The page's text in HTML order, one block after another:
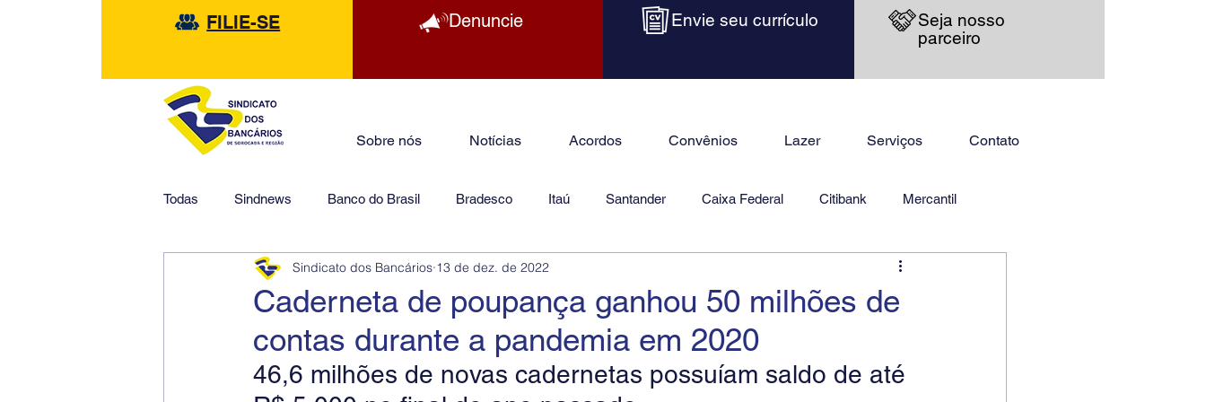
FILIE-SE Denuncie Envie seu currículo
Seja nosso
parceiro
Sobre nós Notícias Acordos Convênios Lazer Serviços Contato
Todas Sindnews Banco do Brasil Bradesco Itaú Santander Caixa Federal Citibank Mercantil
HSBC Financeiras Jurídico
Caderneta de poupança ganhou 50 milhões de
contas durante a pandemia em 2020
Sindicato dos Bancários 13 de dez. de 2022
46,6 milhões de novas cadernetas possuíam saldo de até